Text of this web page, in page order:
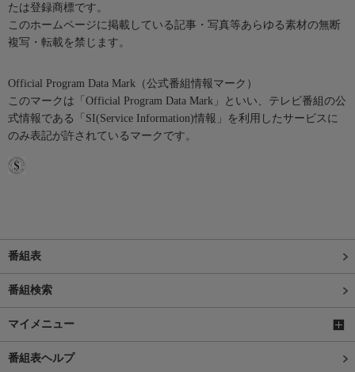
たは登録商標です。
このホームページに掲載している記事・写真等あらゆる素材の無断
複写・転載を禁じます。
Official Program Data Mark（公式番組情報マーク）
このマークは「Official Program Data Mark」といい、テレビ番組の公
式情報である「SI(Service Information)情報」を利用したサービスに
のみ表記が許されているマークです。
番組表
番組検索
マイメニュー
番組表ヘルプ